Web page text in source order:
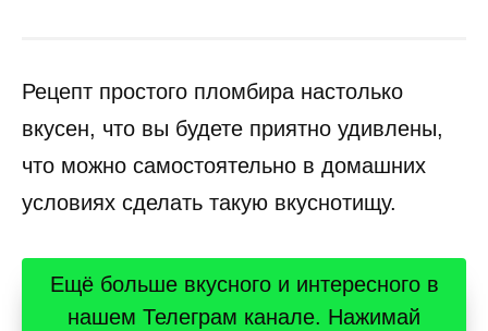
Рецепт простого пломбира настолько
вкусен, что вы будете приятно удивлены,
что можно самостоятельно в домашних
условиях сделать такую вкуснотищу.
Ещё больше вкусного и интересного в
нашем Телеграм канале. Нажимай